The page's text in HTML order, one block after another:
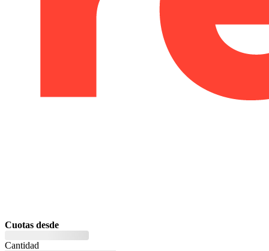
Cuotas desde
Cantidad